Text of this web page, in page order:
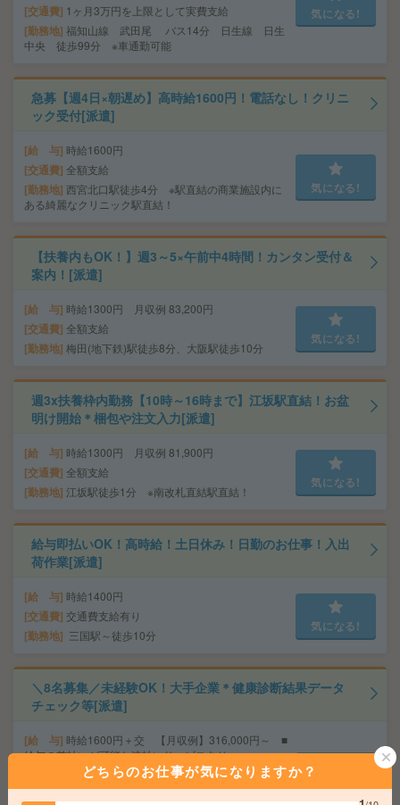
交通費 1ヶ月3万円を上限として実費支給
勤務地 福知山線 武田尾 バス14分 日生線 日生
中央 徒歩99分 ※車通勤可能
気になる!
急募【週4日×朝遅め】高時給1600円！電話なし！クリニ
ック受付[派遣]
給 与 時給1600円
交通費 全額支給
勤務地 西宮北口駅徒歩4分 ※駅直結の商業施設内に
ある綺麗なクリニック駅直結！
気になる!
【扶養内もOK！】週3～5×午前中4時間！カンタン受付＆
案内！[派遣]
給 与 時給1300円 月収例 83,200円
交通費 全額支給
勤務地 梅田(地下鉄)駅徒歩8分、大阪駅徒歩10分
気になる!
週3x扶養枠内勤務【10時～16時まで】江坂駅直結！お盆
明け開始＊梱包や注文入力[派遣]
給 与 時給1300円 月収例 81,900円
交通費 全額支給
勤務地 江坂駅徒歩1分 ※南改札直結駅直結！
気になる!
給与即払いOK！高時給！土日休み！日勤のお仕事！入出
荷作業[派遣]
給 与 時給1400円
交通費 交通費支給有り
勤務地 三国駅～徒歩10分
気になる!
＼8名募集／未経験OK！大手企業＊健康診断結果データ
チェック等[派遣]
給 与 時給1600円＋交 【月収例】316,000円～ ■
給与の前払いが可能な速払いサービスあり
交通費支給あり
大阪府大阪市中央区 大阪メトロ御堂筋線 心
どちらのお仕事が気になりますか？